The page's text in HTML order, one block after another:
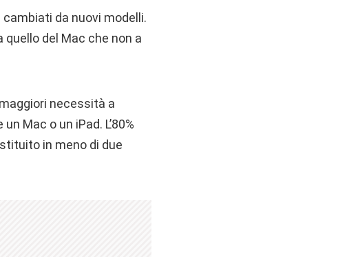
da nuovi modelli.
quello del Mac che non a
necessità a
Mac o un iPad. L’80%
in meno di due